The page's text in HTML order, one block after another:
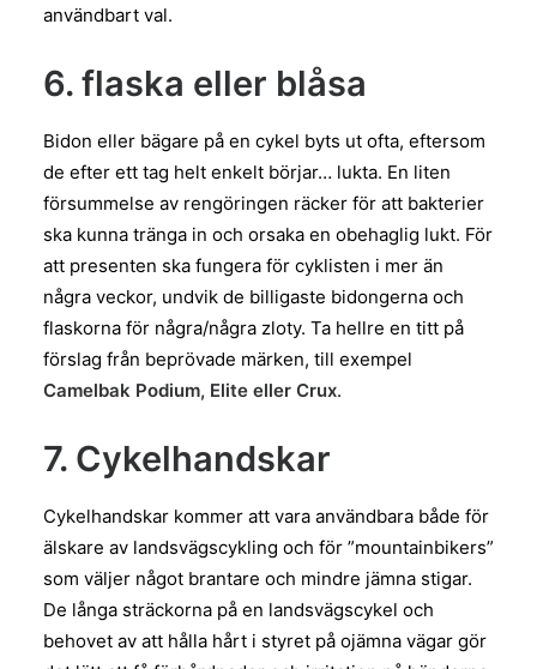
användbart val.
6. flaska eller blåsa
Bidon eller bägare på en cykel byts ut ofta, eftersom
de efter ett tag helt enkelt börjar… lukta. En liten
försummelse av rengöringen räcker för att bakterier
ska kunna tränga in och orsaka en obehaglig lukt. För
att presenten ska fungera för cyklisten i mer än
några veckor, undvik de billigaste bidongerna och
flaskorna för några/några zloty. Ta hellre en titt på
förslag från beprövade märken, till exempel
Camelbak Podium, Elite eller Crux.
7. Cykelhandskar
Cykelhandskar kommer att vara användbara både för
älskare av landsvägscykling och för ”mountainbikers”
som väljer något brantare och mindre jämna stigar.
De långa sträckorna på en landsvägscykel och
behovet av att hålla hårt i styret på ojämna vägar gör